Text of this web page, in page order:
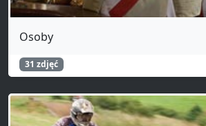
Osoby
31 zdjęć